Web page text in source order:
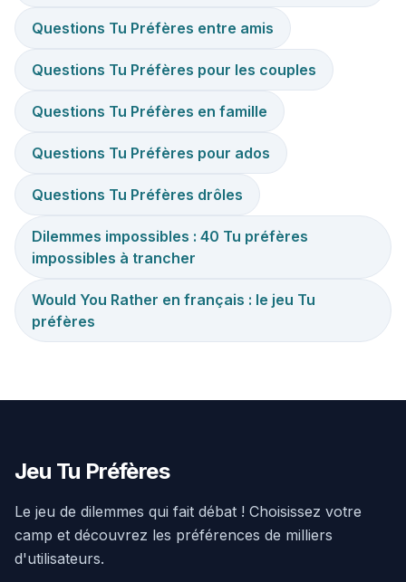
Questions Tu Préfères entre amis
Questions Tu Préfères pour les couples
Questions Tu Préfères en famille
Questions Tu Préfères pour ados
Questions Tu Préfères drôles
Dilemmes impossibles : 40 Tu préfères
impossibles à trancher
Would You Rather en français : le jeu Tu
préfères
Jeu Tu Préfères
Le jeu de dilemmes qui fait débat ! Choisissez votre
camp et découvrez les préférences de milliers
d'utilisateurs.